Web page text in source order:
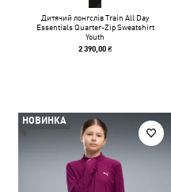
Дитячий лонгслів Train All Day
Essentials Quarter-Zip Sweatshirt
Youth
2 390,00 ₴
НОВИНКА